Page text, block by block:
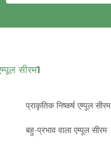
सीरम1
प्राकृतिक निष्कर्ष एम्पूल सीरम
बहु-प्रभाव वाला एम्पूल सीरम